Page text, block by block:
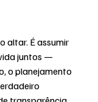
altar. É assumir
juntos —
o planejamento